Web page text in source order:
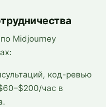
Midjourney
код-ревью
час в